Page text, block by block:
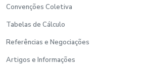
Convenções Coletiva
Tabelas de Cálculo
Referências e Negociações
Artigos e Informações